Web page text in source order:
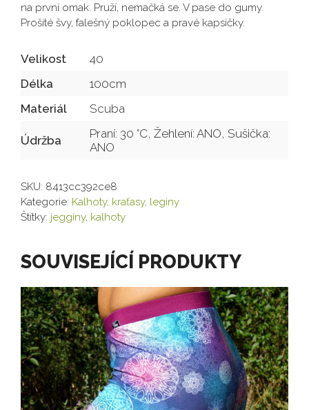
na první omak. Pruží, nemačká se. V pase do gumy.
Prošité švy, falešný poklopec a pravé kapsičky.
Velikost
40
Délka
100cm
Materiál
Scuba
Údržba
Praní: 30 °C, Žehlení: ANO, Sušička:
ANO
SKU: 8413cc392ce8
Kategorie: Kalhoty, kraťasy, leginy
Štítky: jegginy, kalhoty
SOUVISEJÍCÍ PRODUKTY